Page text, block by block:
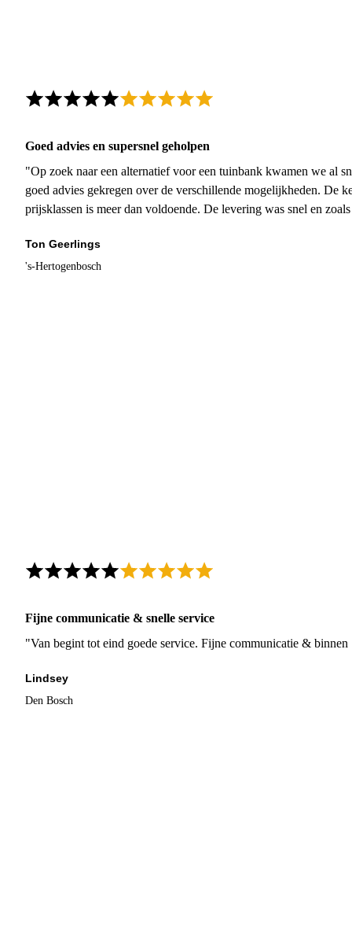
Goed advies en supersnel geholpen
"Op zoek naar een alternatief voor een tuinbank kwamen we al
goed advies gekregen over de verschillende mogelijkheden. De
prijsklassen is meer dan voldoende. De levering was snel en
Ton Geerlings
's-Hertogenbosch
Fijne communicatie & snelle service
"Van begint tot eind goede service. Fijne communicatie &
Lindsey
Den Bosch